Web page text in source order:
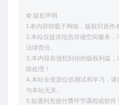
© 版权声明
1.本内容转载于网络，版权归原作
2.本站仅提供信息存储空间服务
法律责任。
3.本内容若侵犯到你的版权利益，
除处理！
4.本站全资源仅供测试和学习，
与本站无关。
5.如遇到充值付费环节课程或软